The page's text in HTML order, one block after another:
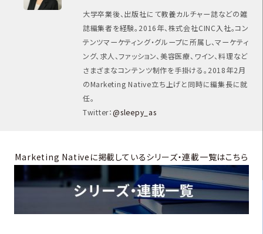
大学卒業後、出版社にて教養カルチャー誌などの雑
誌編集者を経験。2016年、株式会社CINC入社。コン
テンツマーケティング・グループに所属し、マーケティ
ング、求人、ファッション、美容医療、ワイン、料理など
さまざまなコンテンツ制作を手掛ける。2018年2月
のMarketing Native立ち上げと同時に編集長に就
任。
Twitter：@sleepy_as
Marketing Nativeに掲載しているシリーズ・連載一覧はこちら